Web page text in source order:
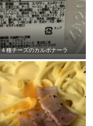
４種チーズのカルボナーラ